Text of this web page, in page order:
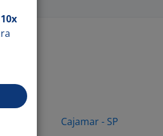
Cajamar - SP
10x